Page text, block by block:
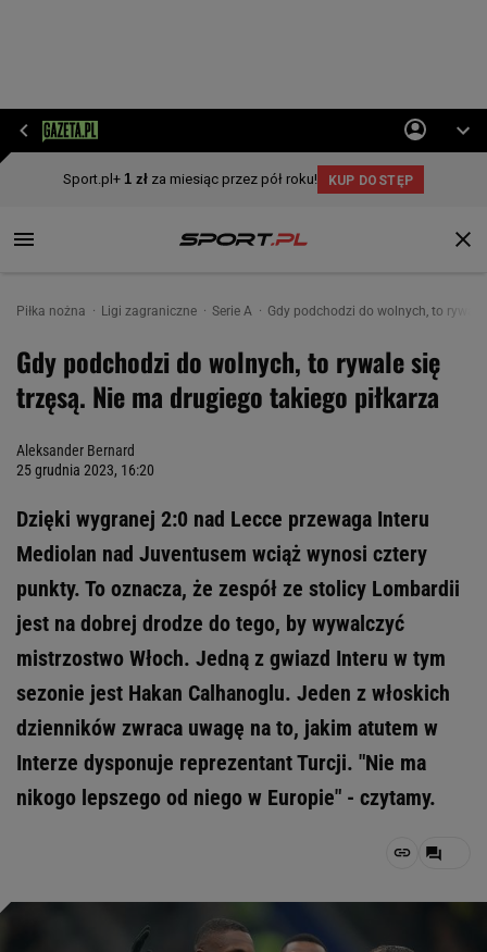
Piłka nożna Ligi zagraniczne Serie A Gdy podchodzi do wolnych, to
Gdy podchodzi do wolnych, to rywale się
trzęsą. Nie ma drugiego takiego piłkarza
Aleksander Bernard
25 grudnia 2023, 16:20
Dzięki wygranej 2:0 nad Lecce przewaga Interu
Mediolan nad Juventusem wciąż wynosi cztery
punkty. To oznacza, że zespół ze stolicy Lombardii
jest na dobrej drodze do tego, by wywalczyć
mistrzostwo Włoch. Jedną z gwiazd Interu w tym
sezonie jest Hakan Calhanoglu. Jeden z włoskich
dzienników zwraca uwagę na to, jakim atutem w
Interze dysponuje reprezentant Turcji. "Nie ma
nikogo lepszego od niego w Europie" - czytamy.